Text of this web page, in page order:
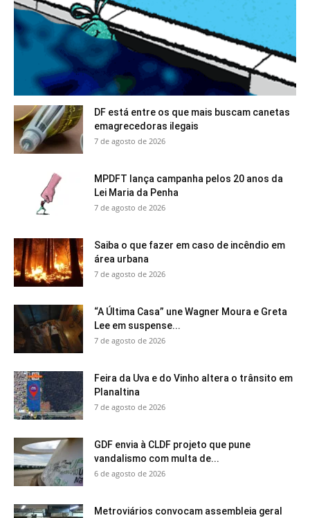
DF está entre os que mais buscam canetas
emagrecedoras ilegais
7 de agosto de 2026
MPDFT lança campanha pelos 20 anos da
Lei Maria da Penha
7 de agosto de 2026
Saiba o que fazer em caso de incêndio em
área urbana
7 de agosto de 2026
“A Última Casa” une Wagner Moura e Greta
Lee em suspense...
7 de agosto de 2026
Feira da Uva e do Vinho altera o trânsito em
Planaltina
7 de agosto de 2026
GDF envia à CLDF projeto que pune
vandalismo com multa de...
6 de agosto de 2026
Metroviários convocam assembleia geral